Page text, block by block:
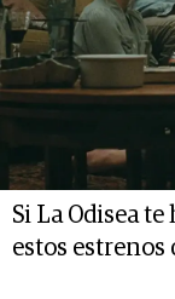
Si La Odisea
estos estrenos